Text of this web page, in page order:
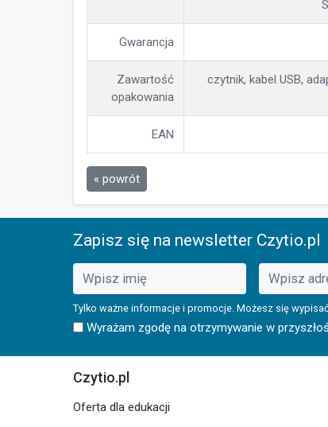
Gwarancja
Zawartość
opakowania
czytnik, kabel USB,
EAN
« powrót
Zapisz się na newsletter Czytio.pl
Tylko ważne informacje i promocje. Możesz się
Wyrażam zgodę na otrzymywanie w
Czytio.pl
Oferta dla edukacji